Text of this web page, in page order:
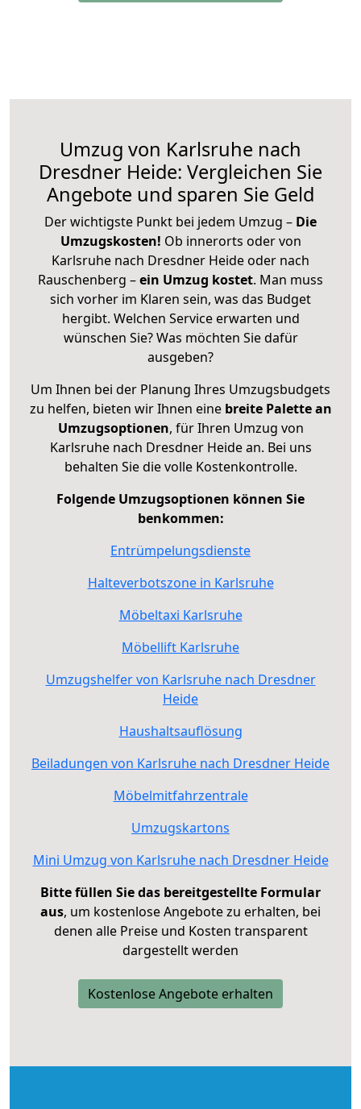
Umzug von Karlsruhe nach
Dresdner Heide: Vergleichen Sie
Angebote und sparen Sie Geld
Der wichtigste Punkt bei jedem Umzug – Die
Umzugskosten! Ob innerorts oder von
Karlsruhe nach Dresdner Heide oder nach
Rauschenberg –ein Umzug kostet. Man muss
sich vorher im Klaren sein, was das Budget
hergibt. Welchen Service erwarten und
wünschen Sie? Was möchten Sie dafür
ausgeben?
Um Ihnen bei der Planung Ihres Umzugsbudgets
zu helfen, bieten wir Ihnen eine breite Palette an
Umzugsoptionen, für Ihren Umzug von
Karlsruhe nach Dresdner Heide an. Bei uns
behalten Sie die volle Kostenkontrolle.
Folgende Umzugsoptionen können Sie
benkommen:
Entrümpelungsdienste
Halteverbotszone in Karlsruhe
Möbeltaxi Karlsruhe
Möbellift Karlsruhe
Umzugshelfer von Karlsruhe nach Dresdner
Heide
Haushaltsauflösung
Beiladungen von Karlsruhe nach Dresdner Heide
Möbelmitfahrzentrale
Umzugskartons
Mini Umzug von Karlsruhe nach Dresdner Heide
Bitte füllen Sie das bereitgestellte Formular
aus, um kostenlose Angebote zu erhalten, bei
denen alle Preise und Kosten transparent
dargestellt werden
Kostenlose Angebote erhalten